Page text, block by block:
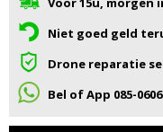
Niet goed geld
Drone reparatie
Bel of App 085-